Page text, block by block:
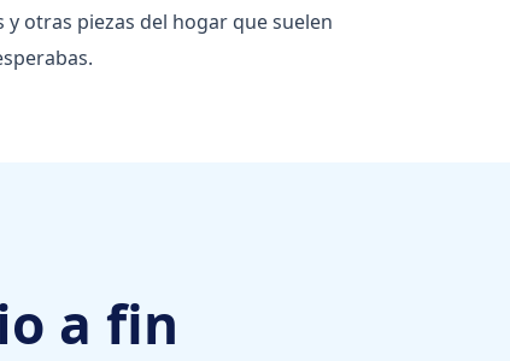
otras piezas del hogar que suelen
a fin